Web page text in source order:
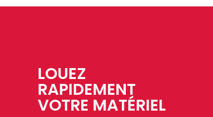
LOUEZ
RAPIDEMENT
VOTRE MATÉRIEL